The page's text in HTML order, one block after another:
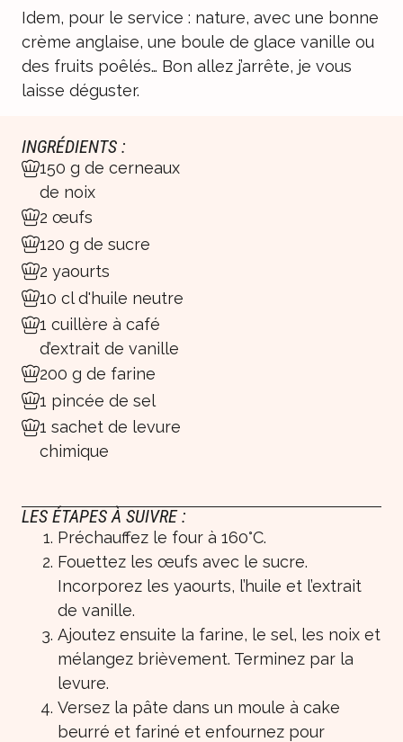
Idem, pour le service : nature, avec une bonne
crème anglaise, une boule de glace vanille ou
des fruits poêlés… Bon allez j’arrête, je vous
laisse déguster.
INGRÉDIENTS :
150 g de cerneaux
de noix
2 œufs
120 g de sucre
2 yaourts
10 cl d'huile neutre
1 cuillère à café
d’extrait de vanille
200 g de farine
1 pincée de sel
1 sachet de levure
chimique
LES ÉTAPES À SUIVRE :
Préchauffez le four à 160°C.
Fouettez les œufs avec le sucre.
Incorporez les yaourts, l’huile et l’extrait
de vanille.
Ajoutez ensuite la farine, le sel, les noix et
mélangez brièvement. Terminez par la
levure.
Versez la pâte dans un moule à cake
beurré et fariné et enfournez pour